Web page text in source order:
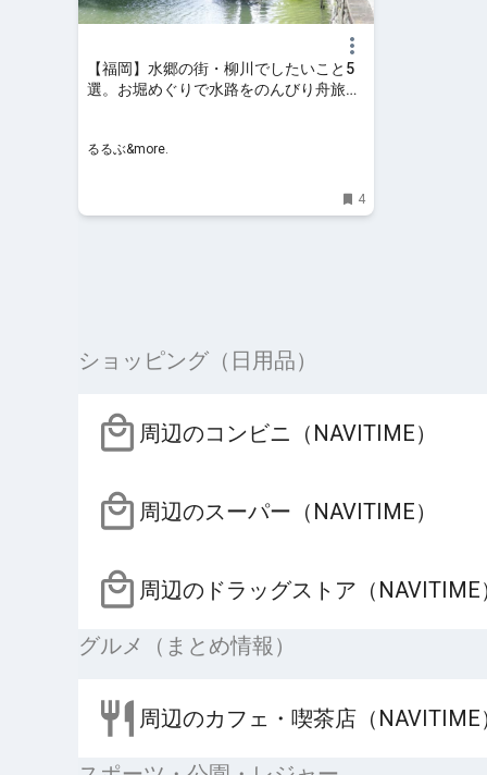
【福岡】水郷の街・柳川でしたいこと5
選。お堀めぐりで水路をのんびり舟旅し
るるぶ&more.
4
ショッピング（日用品）
周辺のコンビニ（NAVITIME）
周辺のスーパー（NAVITIME）
周辺のドラッグストア（NAVITIME
グルメ（まとめ情報）
周辺のカフェ・喫茶店（NAVITIME